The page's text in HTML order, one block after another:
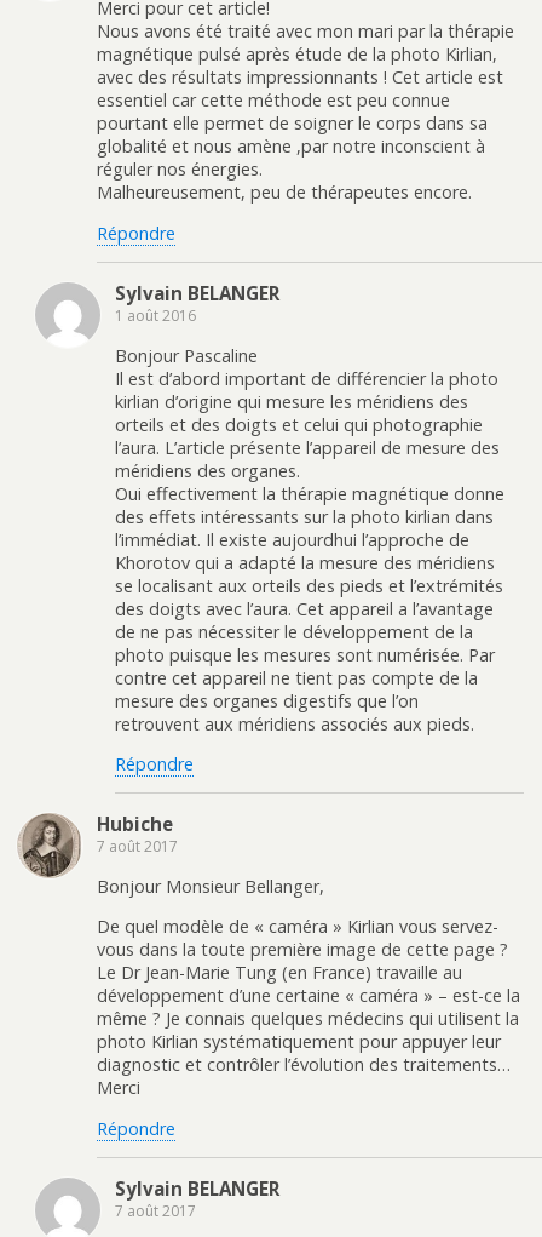
Merci pour cet article!
Nous avons été traité avec mon mari par la thérapie
magnétique pulsé après étude de la photo Kirlian,
avec des résultats impressionnants ! Cet article est
essentiel car cette méthode est peu connue
pourtant elle permet de soigner le corps dans sa
globalité et nous amène ,par notre inconscient à
réguler nos énergies.
Malheureusement, peu de thérapeutes encore.
Répondre
Sylvain BELANGER
1 août 2016
Bonjour Pascaline
Il est d’abord important de différencier la photo
kirlian d’origine qui mesure les méridiens des
orteils et des doigts et celui qui photographie
l’aura. L’article présente l’appareil de mesure des
méridiens des organes.
Oui effectivement la thérapie magnétique donne
des effets intéressants sur la photo kirlian dans
l’immédiat. Il existe aujourdhui l’approche de
Khorotov qui a adapté la mesure des méridiens
se localisant aux orteils des pieds et l’extrémités
des doigts avec l’aura. Cet appareil a l’avantage
de ne pas nécessiter le développement de la
photo puisque les mesures sont numérisée. Par
contre cet appareil ne tient pas compte de la
mesure des organes digestifs que l’on
retrouvent aux méridiens associés aux pieds.
Répondre
Hubiche
7 août 2017
Bonjour Monsieur Bellanger,
De quel modèle de « caméra » Kirlian vous servez-
vous dans la toute première image de cette page ?
Le Dr Jean-Marie Tung (en France) travaille au
développement d’une certaine « caméra » – est-ce la
même ? Je connais quelques médecins qui utilisent la
photo Kirlian systématiquement pour appuyer leur
diagnostic et contrôler l’évolution des traitements…
Merci
Répondre
Sylvain BELANGER
7 août 2017